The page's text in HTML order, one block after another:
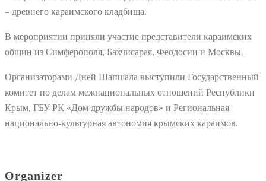
– древнего караимского кладбища.
В мероприятии приняли участие представители караимских
общин из Симферополя, Бахчисарая, Феодосии и Москвы.
Организаторами Дней Шапшала выступили Государственный
комитет по делам межнациональных отношений Республики
Крым, ГБУ РК «Дом дружбы народов» и Региональная
национально-культурная автономия крымских караимов.
Organizer